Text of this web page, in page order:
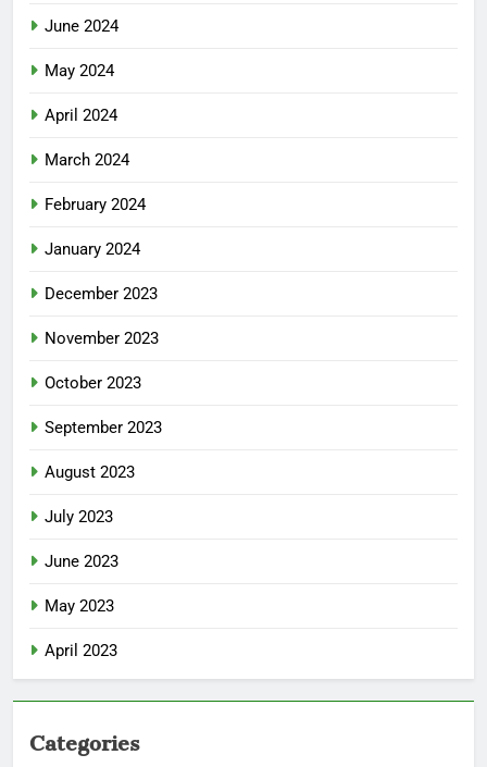
June 2024
May 2024
April 2024
March 2024
February 2024
January 2024
December 2023
November 2023
October 2023
September 2023
August 2023
July 2023
June 2023
May 2023
April 2023
Categories